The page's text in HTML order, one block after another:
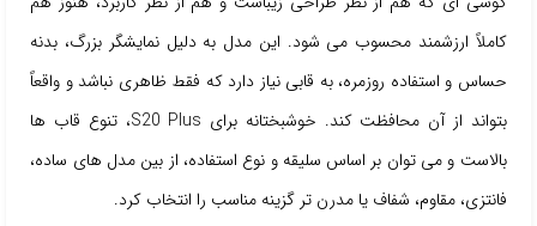
کاملاً ارزشمند محسوب می شود. این مدل به دلیل نمایشگر بزرگ، بدنه
حساس و استفاده روزمره، به قابی نیاز دارد که فقط ظاهری نباشد و واقعاً
بتواند از آن محافظت کند. خوشبختانه برای S20 Plus، تنوع قاب ها
بالاست و می توان بر اساس سلیقه و نوع استفاده، از بین مدل های ساده،
فانتزی، مقاوم، شفاف یا مدرن تر گزینه مناسب را انتخاب کرد.